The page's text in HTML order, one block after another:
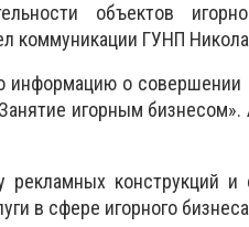
объектов
коммуникации ГУНП
о совершении
игорным бизнесом».
конструкций
в сфере игорного